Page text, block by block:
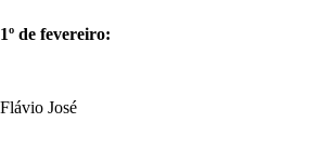
1º de fevereiro:
Flávio José